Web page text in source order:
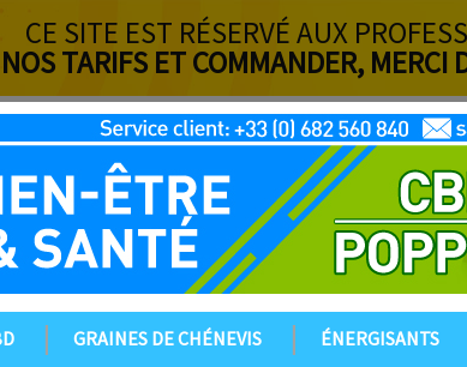
CE SITE EST RÉSERVÉ AUX
TARIFS ET COMMANDER, MERCI
GRAINES DE CHÉNEVIS ÉNERGISANTS